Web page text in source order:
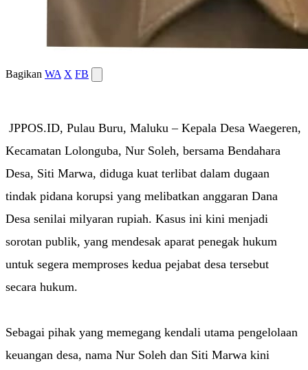
Bagikan WA X FB
JPPOS.ID, Pulau Buru, Maluku – Kepala Desa Waegeren,
Kecamatan Lolonguba, Nur Soleh, bersama Bendahara
Desa, Siti Marwa, diduga kuat terlibat dalam dugaan
tindak pidana korupsi yang melibatkan anggaran Dana
Desa senilai milyaran rupiah. Kasus ini kini menjadi
sorotan publik, yang mendesak aparat penegak hukum
untuk segera memproses kedua pejabat desa tersebut
secara hukum.
Sebagai pihak yang memegang kendali utama pengelolaan
keuangan desa, nama Nur Soleh dan Siti Marwa kini